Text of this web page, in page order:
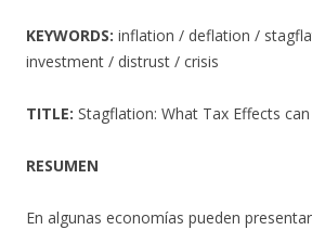
KEYWORDS: inflation / deflation /
investment / distrust / crisis
TITLE: Stagflation: What Tax Effects
RESUMEN
En algunas economías pueden